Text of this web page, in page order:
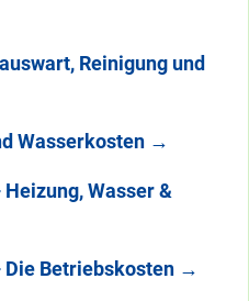
Reinigung und
Wasserkosten →
Wasser &
Die Betriebskosten →